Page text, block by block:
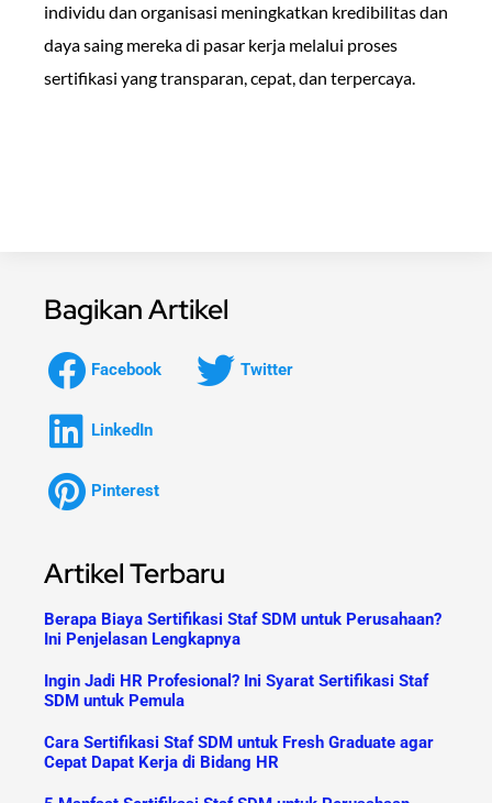
individu dan organisasi meningkatkan kredibilitas dan
daya saing mereka di pasar kerja melalui proses
sertifikasi yang transparan, cepat, dan terpercaya.
Bagikan Artikel
Facebook Twitter
LinkedIn
Pinterest
Artikel Terbaru
Berapa Biaya Sertifikasi Staf SDM untuk Perusahaan?
Ini Penjelasan Lengkapnya
Ingin Jadi HR Profesional? Ini Syarat Sertifikasi Staf
SDM untuk Pemula
Cara Sertifikasi Staf SDM untuk Fresh Graduate agar
Cepat Dapat Kerja di Bidang HR